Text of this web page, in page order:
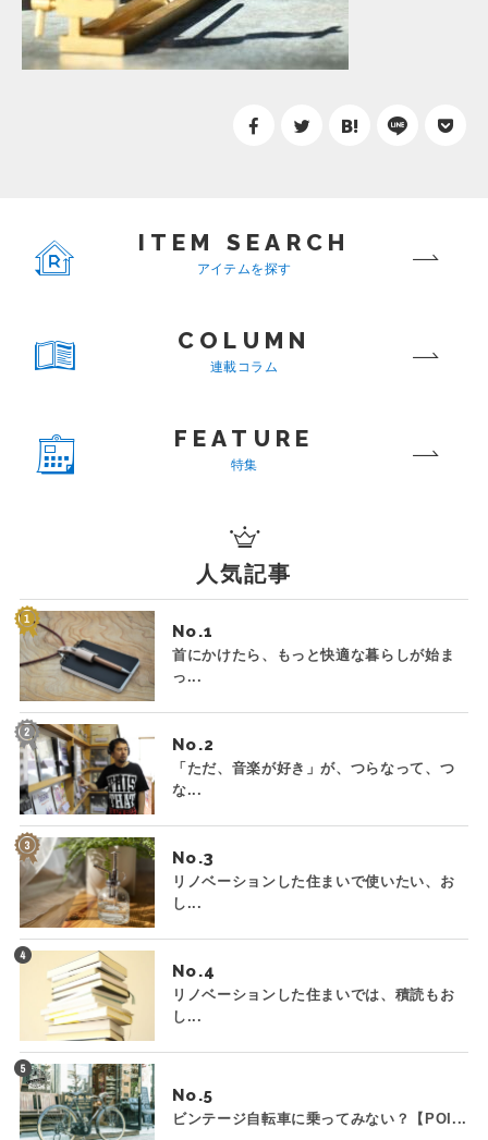
ITEM SEARCH
アイテムを探す
COLUMN
連載コラム
FEATURE
特集
人気記事
No.
首にかけたら、もっと快適な暮らしが始ま
っ...
No.
「ただ、音楽が好き」が、つらなって、つ
な...
No.
リノベーションした住まいで使いたい、お
し...
No.
リノベーションした住まいでは、積読もお
し...
No.
ビンテージ自転車に乗ってみない？【POI...